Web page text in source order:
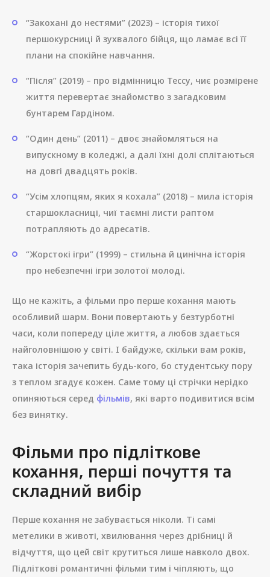
“Закохані до нестями” (2023) – історія тихої
першокурсниці й зухвалого бійця, що ламає всі її
плани на спокійне навчання.
“Після” (2019) – про відмінницю Тессу, чиє розмірене
життя перевертає знайомство з загадковим
бунтарем Гардіном.
“Один день” (2011) – двоє знайомляться на
випускному в коледжі, а далі їхні долі сплітаються
на довгі двадцять років.
“Усім хлопцям, яких я кохала” (2018) – мила історія
старшокласниці, чиї таємні листи раптом
потрапляють до адресатів.
“Жорстокі ігри” (1999) – стильна й цинічна історія
про небезпечні ігри золотої молоді.
Що не кажіть, а фільми про перше кохання мають
особливий шарм. Вони повертають у безтурботні
часи, коли попереду ціле життя, а любов здається
найголовнішою у світі. І байдуже, скільки вам років,
така історія зачепить будь-кого, бо студентську пору
з теплом згадує кожен. Саме тому ці стрічки нерідко
опиняються серед фільмів, які варто подивитися всім
без винятку.
Фільми про підліткове
кохання, перші почуття та
складний вибір
Перше кохання не забувається ніколи. Ті самі
метелики в животі, хвилювання через дрібниці й
відчуття, що цей світ крутиться лише навколо двох.
Підліткові романтичні фільми тим і чіпляють, що